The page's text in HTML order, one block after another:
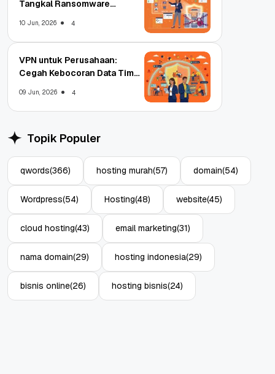
Tangkal Ransomware
10 Jun, 2026 4
VPN untuk Perusahaan:
Cegah Kebocoran Data Tim
09 Jun, 2026 4
Topik Populer
qwords(366) hosting murah(57) domain(54)
Wordpress(54) Hosting(48) website(45)
cloud hosting(43) email marketing(31)
nama domain(29) hosting indonesia(29)
bisnis online(26) hosting bisnis(24)